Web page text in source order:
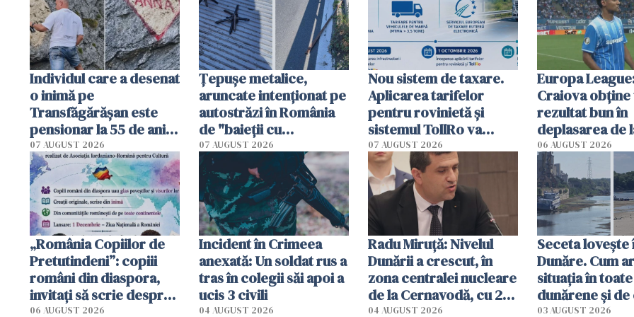
Individul care a desenat
o inimă pe
Transfăgărășan este
pensionar la 55 de ani.
Poliția l-a identificat
07 AUGUST 2026
Țepușe metalice,
aruncate intenționat pe
autostrăzi în România
de "baieții cu
platforme": "Mi-au
cerut 1200 lei să mă
tracteze"
07 AUGUST 2026
Nou sistem de taxare.
Aplicarea tarifelor
pentru rovinietă şi
sistemul TollRo va
începe la 1 octombrie
07 AUGUST 2026
Europa
Craiova obține
rezultat bun în
deplasarea de
06 AUGUST 2026
„România Copiilor de
Pretutindeni”: copiii
români din diaspora,
invitați să scrie despre
România într-un volum
06 AUGUST 2026
Incident în Crimeea
anexată: Un soldat rus a
tras în colegii săi apoi a
ucis 3 civili
04 AUGUST 2026
Radu Miruţă: Nivelul
Dunării a crescut, în
zona centralei nucleare
de la Cernavodă, cu 2
cm faţă de ziua trecută
04 AUGUST 2026
Seceta
Dunăre. Cum
situația în
dunărene și de
România resimte
03 AUGUST 2026